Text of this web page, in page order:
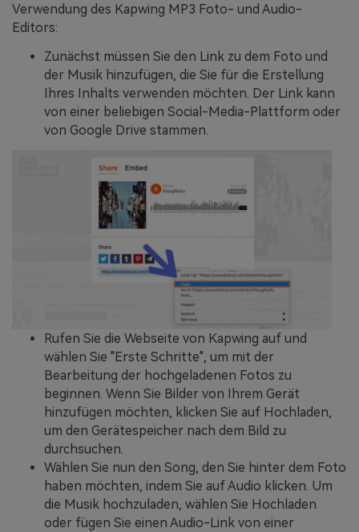
Verwendung des Kapwing MP3 Foto- und Audio-
Editors:
Zunächst müssen Sie den Link zu dem Foto und
der Musik hinzufügen, die Sie für die Erstellung
Ihres Inhalts verwenden möchten. Der Link kann
von einer beliebigen Social-Media-Plattform oder
von Google Drive stammen.
Rufen Sie die Webseite von Kapwing auf und
wählen Sie "Erste Schritte", um mit der
Bearbeitung der hochgeladenen Fotos zu
beginnen. Wenn Sie Bilder von Ihrem Gerät
hinzufügen möchten, klicken Sie auf Hochladen,
um den Gerätespeicher nach dem Bild zu
durchsuchen.
Wählen Sie nun den Song, den Sie hinter dem Foto
haben möchten, indem Sie auf Audio klicken. Um
die Musik hochzuladen, wählen Sie Hochladen
oder fügen Sie einen Audio-Link von einer